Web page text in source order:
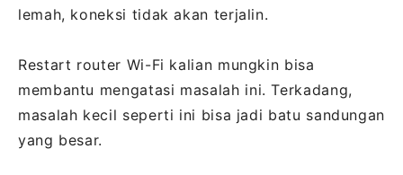
lemah, koneksi tidak akan terjalin.
Restart router Wi-Fi kalian mungkin bisa
membantu mengatasi masalah ini. Terkadang,
masalah kecil seperti ini bisa jadi batu sandungan
yang besar.